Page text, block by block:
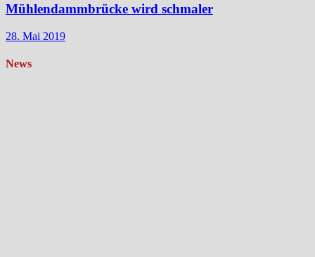
Mühlendammbrücke wird schmaler
28. Mai 2019
News